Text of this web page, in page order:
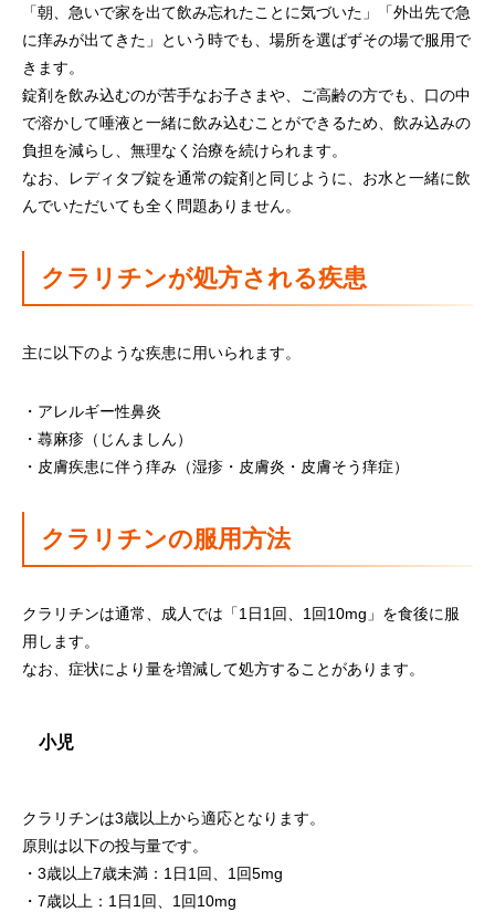
「朝、急いで家を出て飲み忘れたことに気づいた」「外出先で急
に痒みが出てきた」という時でも、場所を選ばずその場で服用で
きます。
錠剤を飲み込むのが苦手なお子さまや、ご高齢の方でも、口の中
で溶かして唾液と一緒に飲み込むことができるため、飲み込みの
負担を減らし、無理なく治療を続けられます。
なお、レディタブ錠を通常の錠剤と同じように、お水と一緒に飲
んでいただいても全く問題ありません。
クラリチンが処方される疾患
主に以下のような疾患に用いられます。
・アレルギー性鼻炎
・蕁麻疹（じんましん）
・皮膚疾患に伴う痒み（湿疹・皮膚炎・皮膚そう痒症）
クラリチンの服用方法
クラリチンは通常、成人では「1日1回、1回10mg」を食後に服
用します。
なお、症状により量を増減して処方することがあります。
小児
クラリチンは3歳以上から適応となります。
原則は以下の投与量です。
・3歳以上7歳未満：1日1回、1回5mg
・7歳以上：1日1回、1回10mg